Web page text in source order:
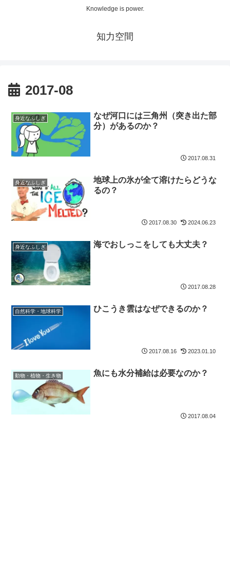
Knowledge is power.
知力空間
2017-08
身近なふしぎ
なぜ河口には三角州（突き出た部
分）があるのか？
2017.08.31
身近なふしぎ
地球上の氷が全て溶けたらどうな
るの？
2017.08.30 2024.06.23
身近なふしぎ 海でおしっこをしても大丈夫？
2017.08.28
自然科学・地球科学 ひこうき雲はなぜできるのか？
2017.08.16 2023.01.10
動物・植物・生き物 魚にも水分補給は必要なのか？
2017.08.04